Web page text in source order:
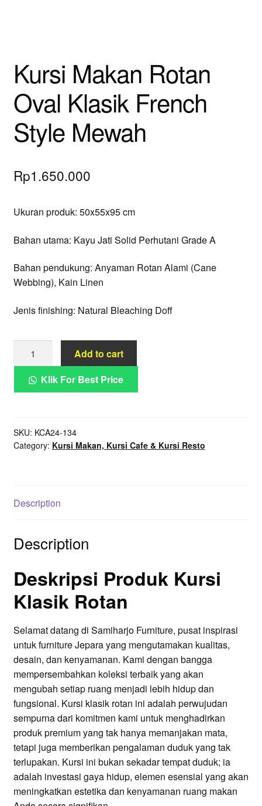
Kursi Makan Rotan
Oval Klasik French
Style Mewah
Rp1.650.000
Ukuran produk: 50x55x95 cm
Bahan utama: Kayu Jati Solid Perhutani Grade A
Bahan pendukung: Anyaman Rotan Alami (Cane
Webbing), Kain Linen
Jenis finishing: Natural Bleaching Doff
Makan
Rotan
Oval
Style
Mewah
Add to cart
Klik For Best Price
SKU: KCA24-134
Category: Kursi Makan, Kursi Cafe & Kursi Resto
Description
Description
Deskripsi Produk Kursi
Klasik Rotan
Selamat datang di Samiharjo Furniture, pusat inspirasi
untuk furniture Jepara yang mengutamakan kualitas,
desain, dan kenyamanan. Kami dengan bangga
mempersembahkan koleksi terbaik yang akan
mengubah setiap ruang menjadi lebih hidup dan
fungsional. Kursi klasik rotan ini adalah perwujudan
sempurna dari komitmen kami untuk menghadirkan
produk premium yang tak hanya memanjakan mata,
tetapi juga memberikan pengalaman duduk yang tak
terlupakan. Kursi ini bukan sekadar tempat duduk; ia
adalah investasi gaya hidup, elemen esensial yang akan
meningkatkan estetika dan kenyamanan ruang makan